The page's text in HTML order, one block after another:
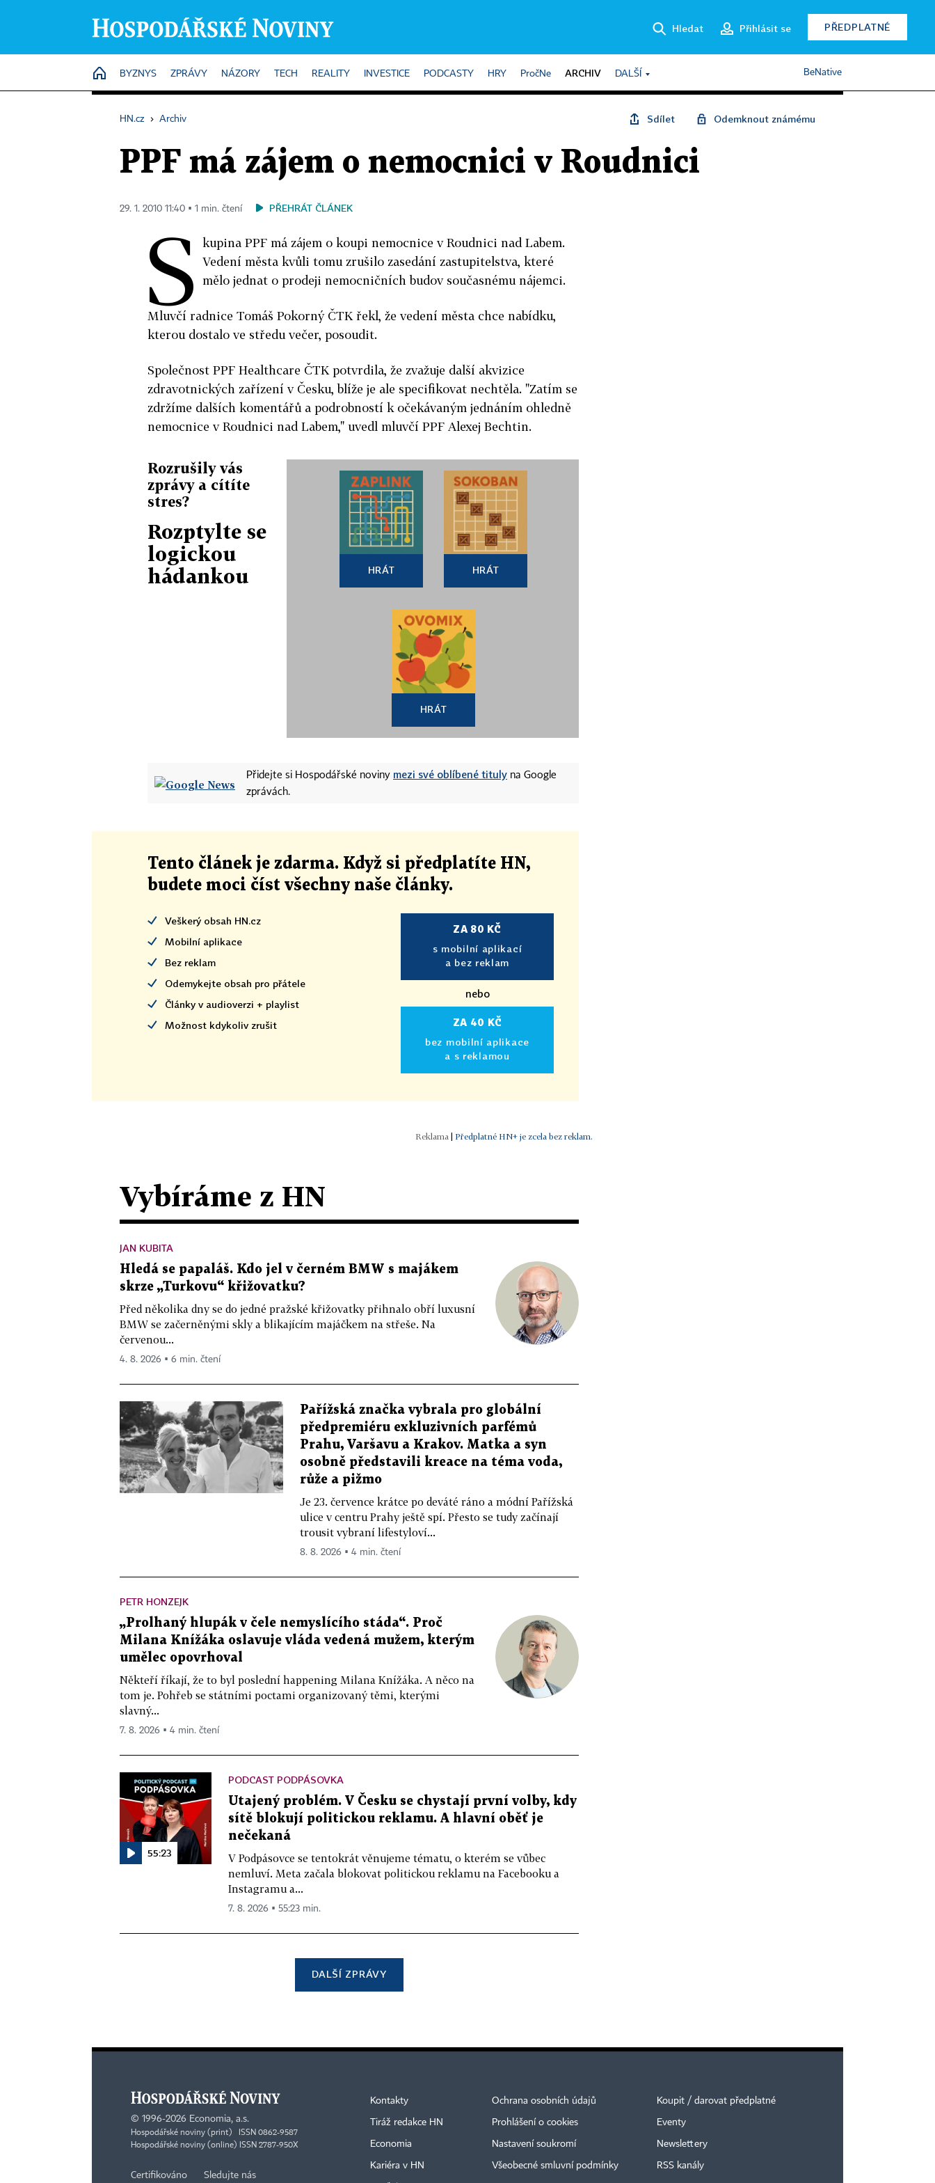
Hledat Přihlásit se PŘEDPLATNÉ
HOME
BYZNYS ZPRÁVY NÁZORY TECH REALITY INVESTICE PODCASTY HRY PročNe ARCHIV DALŠÍ BeNative
HN.cz › Archiv Sdílet Odemknout známému
PPF má zájem o nemocnici v Roudnici
29. 1. 2010 11:40 ▪ 1 min. čtení PŘEHRÁT ČLÁNEK
S
kupina PPF má zájem o koupi nemocnice v Roudnici nad Labem.
Vedení města kvůli tomu zrušilo zasedání zastupitelstva, které
mělo jednat o prodeji nemocničních budov současnému nájemci.
Mluvčí radnice Tomáš Pokorný ČTK řekl, že vedení města chce nabídku,
kterou dostalo ve středu večer, posoudit.
Společnost PPF Healthcare ČTK potvrdila, že zvažuje další akvizice
zdravotnických zařízení v Česku, blíže je ale specifikovat nechtěla. "Zatím se
zdržíme dalších komentářů a podrobností k očekávaným jednáním ohledně
nemocnice v Roudnici nad Labem," uvedl mluvčí PPF Alexej Bechtin.
Rozrušily vás
zprávy a cítíte
stres?
Rozptylte se
logickou
hádankou
HRÁT HRÁT
HRÁT
Přidejte si Hospodářské noviny mezi své oblíbené tituly na Google
zprávách.
Tento článek je zdarma. Když si předplatíte HN,
budete moci číst všechny naše články.
Veškerý obsah HN.cz
Mobilní aplikace
Bez reklam
Odemykejte obsah pro přátele
Články v audioverzi + playlist
Možnost kdykoliv zrušit
ZA 80 KČ
s mobilní aplikací
a bez reklam
nebo
ZA 40 KČ
bez mobilní aplikace
a s reklamou
Předplatné HN+ je zcela bez reklam.
Vybíráme z HN
JAN KUBITA
Hledá se papaláš. Kdo jel v černém BMW s majákem
skrze „Turkovu“ křižovatku?
Před několika dny se do jedné pražské křižovatky přihnalo obří luxusní
BMW se začerněnými skly a blikajícím majáčkem na střeše. Na
červenou...
4. 8. 2026 ▪ 6 min. čtení
Pařížská značka vybrala pro globální
předpremiéru exkluzivních parfémů
Prahu, Varšavu a Krakov. Matka a syn
osobně představili kreace na téma voda,
růže a pižmo
Je 23. července krátce po deváté ráno a módní Pařížská
ulice v centru Prahy ještě spí. Přesto se tudy začínají
trousit vybraní lifestyloví...
8. 8. 2026 ▪ 4 min. čtení
PETR HONZEJK
„Prolhaný hlupák v čele nemyslícího stáda“. Proč
Milana Knížáka oslavuje vláda vedená mužem, kterým
umělec opovrhoval
Někteří říkají, že to byl poslední happening Milana Knížáka. A něco na
tom je. Pohřeb se státními poctami organizovaný těmi, kterými
slavný...
7. 8. 2026 ▪ 4 min. čtení
55:23
PODCAST PODPÁSOVKA
Utajený problém. V Česku se chystají první volby, kdy
sítě blokují politickou reklamu. A hlavní oběť je
nečekaná
V Podpásovce se tentokrát věnujeme tématu, o kterém se vůbec
nemluví. Meta začala blokovat politickou reklamu na Facebooku a
Instagramu a...
7. 8. 2026 ▪ 55:23 min.
DALŠÍ ZPRÁVY
© 1996-2026 Economia, a.s.
Hospodářské noviny (print) ISSN 0862-9587
Hospodářské noviny (online) ISSN 2787-950X
Certifikováno Sledujte nás
Kontakty
Tiráž redakce HN
Economia
Kariéra v HN
Ochrana osobních údajů
Prohlášení o cookies
Nastavení soukromí
Všeobecné smluvní podmínky
Koupit / darovat předplatné
Eventy
Newslettery
RSS kanály